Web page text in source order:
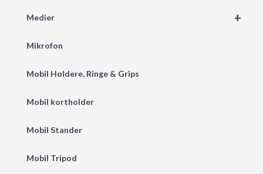
+
Medier
Mikrofon
Mobil Holdere, Ringe & Grips
Mobil kortholder
Mobil Stander
Mobil Tripod